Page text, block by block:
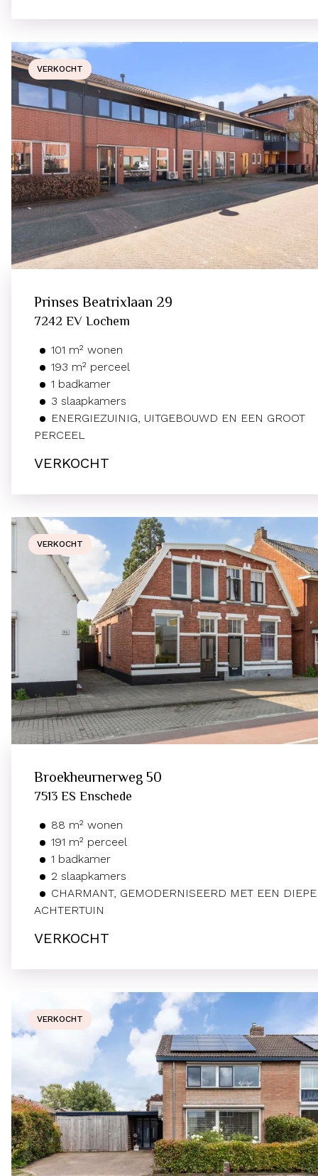
VERKOCHT
Prinses Beatrixlaan 29
7242 EV Lochem
101 m² wonen
193 m² perceel
1 badkamer
3 slaapkamers
ENERGIEZUINIG, UITGEBOUWD EN EEN GROOT
PERCEEL
VERKOCHT
VERKOCHT
Broekheurnerweg 50
7513 ES Enschede
88 m² wonen
191 m² perceel
1 badkamer
2 slaapkamers
CHARMANT, GEMODERNISEERD MET EEN DIEPE
ACHTERTUIN
VERKOCHT
VERKOCHT